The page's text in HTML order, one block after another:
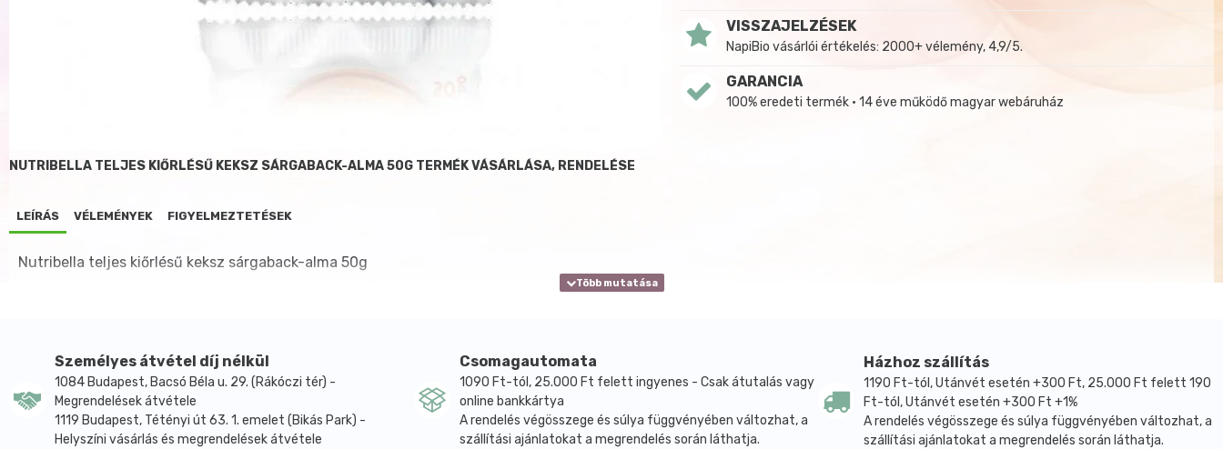
VISSZAJELZÉSEK
NapiBio vásárlói értékelés: 2000+ vélemény, 4,9/5.
GARANCIA
100% eredeti termék • 14 éve működő magyar webáruház
NUTRIBELLA TELJES KIŐRLÉSŰ KEKSZ SÁRGABACK-ALMA 50G TERMÉK VÁSÁRLÁSA, RENDELÉSE
LEÍRÁS VÉLEMÉNYEK FIGYELMEZTETÉSEK
Nutribella teljes kiőrlésű keksz sárgaback-alma 50g
Személyes átvétel díj nélkül
1084 Budapest, Bacsó Béla u. 29. (Rákóczi tér) -
Megrendelések átvétele
1119 Budapest, Tétényi út 63. 1. emelet (Bikás Park) -
Helyszíni vásárlás és megrendelések átvétele
Csomagautomata
1090 Ft-tól, 25.000 Ft felett ingyenes - Csak átutalás vagy
online bankkártya
A rendelés végösszege és súlya függvényében változhat, a
szállítási ajánlatokat a megrendelés során láthatja.
Házhoz szállítás
1190 Ft-tól, Utánvét esetén +300 Ft, 25.000 Ft felett 190
Ft-tól, Utánvét esetén +300 Ft +1%
A rendelés végösszege és súlya függvényében változhat, a
szállítási ajánlatokat a megrendelés során láthatja.